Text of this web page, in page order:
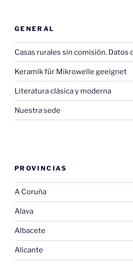
GENERAL
Casas rurales sin comisión. Datos
Keramik für Mikrowelle geeignet
Literatura clásica y moderna
Nuestra sede
PROVINCIAS
A Coruña
Alava
Albacete
Alicante